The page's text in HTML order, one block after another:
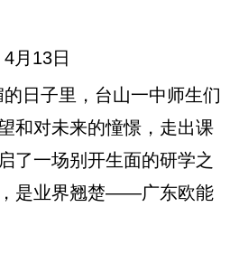
4月13日
日子里，台山一中师生们
和对未来的憧憬，走出课
了一场别开生面的研学之
是业界翘楚——广东欧能